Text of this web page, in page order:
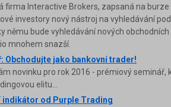
firma Interactive Brokers, zapsaná na burze
investory nový nástroj na vyhledávání
němu bude vyhledávání nových
mnohem snazší.
Obchodujte jako bankovní trader!
novinku pro rok 2016 - prémiový seminář,
elitu...
indikátor od Purple Trading